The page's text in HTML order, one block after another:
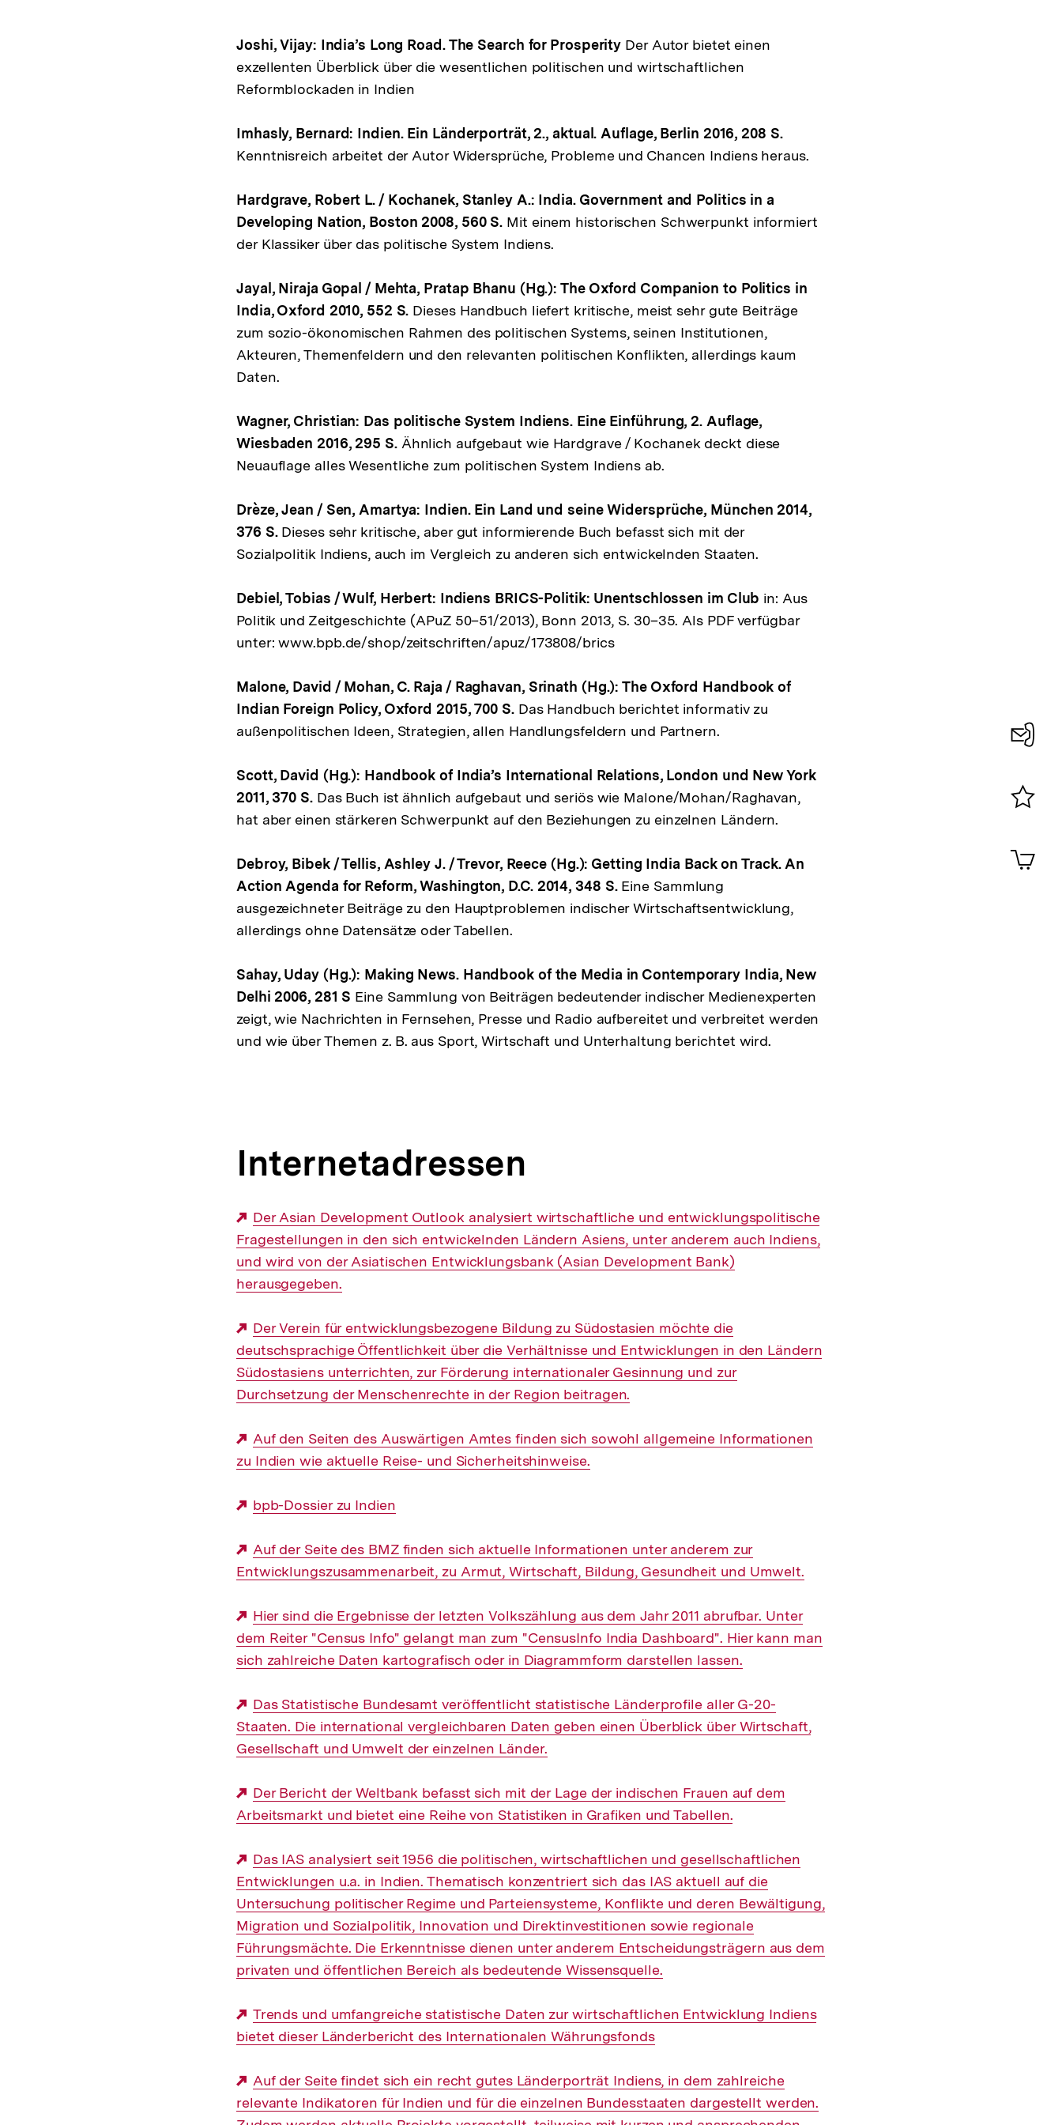
Joshi, Vijay: India’s Long Road. The Search for Prosperity Der Autor bietet einen
exzellenten Überblick über die wesentlichen politischen und wirtschaftlichen
Reformblockaden in Indien
Imhasly, Bernard: Indien. Ein Länderporträt, 2., aktual. Auflage, Berlin 2016, 208 S.
Kenntnisreich arbeitet der Autor Widersprüche, Probleme und Chancen Indiens heraus.
Hardgrave, Robert L. / Kochanek, Stanley A.: India. Government and Politics in a
Developing Nation, Boston 2008, 560 S. Mit einem historischen Schwerpunkt informiert
der Klassiker über das politische System Indiens.
Jayal, Niraja Gopal / Mehta, Pratap Bhanu (Hg.): The Oxford Companion to Politics in
India, Oxford 2010, 552 S. Dieses Handbuch liefert kritische, meist sehr gute Beiträge
zum sozio-ökonomischen Rahmen des politischen Systems, seinen Institutionen,
Akteuren, Themenfeldern und den relevanten politischen Konflikten, allerdings kaum
Daten.
Wagner, Christian: Das politische System Indiens. Eine Einführung, 2. Auflage,
Wiesbaden 2016, 295 S.Ähnlich aufgebaut wie Hardgrave / Kochanek deckt diese
Neuauflage alles Wesentliche zum politischen System Indiens ab.
Drèze, Jean / Sen, Amartya: Indien. Ein Land und seine Widersprüche, München 2014,
376 S.Dieses sehr kritische, aber gut informierende Buch befasst sich mit der
Sozialpolitik Indiens, auch im Vergleich zu anderen sich entwickelnden Staaten.
Debiel, Tobias / Wulf, Herbert: Indiens BRICS-Politik: Unentschlossen im Club in: Aus
Politik und Zeitgeschichte (APuZ 50–51/2013), Bonn 2013, S. 30–35. Als PDF verfügbar
unter: www.bpb.de/shop/zeitschriften/apuz/173808/brics
Malone, David / Mohan, C. Raja / Raghavan, Srinath (Hg.): The Oxford Handbook of
Indian Foreign Policy, Oxford 2015, 700 S.Das Handbuch berichtet informativ zu
außenpolitischen Ideen, Strategien, allen Handlungsfeldern und Partnern.
Scott, David (Hg.): Handbook of India’s International Relations, London und New York
2011, 370 S.Das Buch ist ähnlich aufgebaut und seriös wie Malone/Mohan/Raghavan,
hat aber einen stärkeren Schwerpunkt auf den Beziehungen zu einzelnen Ländern.
Debroy, Bibek / Tellis, Ashley J. / Trevor, Reece (Hg.): Getting India Back on Track. An
Action Agenda for Reform, Washington, D.C. 2014, 348 S.Eine Sammlung
ausgezeichneter Beiträge zu den Hauptproblemen indischer Wirtschaftsentwicklung,
allerdings ohne Datensätze oder Tabellen.
Sahay, Uday (Hg.): Making News. Handbook of the Media in Contemporary India, New
Delhi 2006, 281 S Eine Sammlung von Beiträgen bedeutender indischer Medienexperten
zeigt, wie Nachrichten in Fernsehen, Presse und Radio aufbereitet und verbreitet werden
und wie über Themen z. B. aus Sport, Wirtschaft und Unterhaltung berichtet wird.
Internetadressen
Externer
Link:
Der Asian Development Outlook analysiert wirtschaftliche und entwicklungspolitische
Fragestellungen in den sich entwickelnden Ländern Asiens, unter anderem auch Indiens,
und wird von der Asiatischen Entwicklungsbank (Asian Development Bank)
herausgegeben.
Externer
Link:
Der Verein für entwicklungsbezogene Bildung zu Südostasien möchte die
deutschsprachige Öffentlichkeit über die Verhältnisse und Entwicklungen in den Ländern
Südostasiens unterrichten, zur Förderung internationaler Gesinnung und zur
Durchsetzung der Menschenrechte in der Region beitragen.
Externer
Link:
Auf den Seiten des Auswärtigen Amtes finden sich sowohl allgemeine Informationen
zu Indien wie aktuelle Reise- und Sicherheitshinweise.
Externer
bpb-Dossier zu Indien
Externer
Link:
Auf der Seite des BMZ finden sich aktuelle Informationen unter anderem zur
Entwicklungszusammenarbeit, zu Armut, Wirtschaft, Bildung, Gesundheit und Umwelt.
Externer
Link:
Hier sind die Ergebnisse der letzten Volkszählung aus dem Jahr 2011 abrufbar. Unter
dem Reiter "Census Info" gelangt man zum "CensusInfo India Dashboard". Hier kann man
sich zahlreiche Daten kartografisch oder in Diagrammform darstellen lassen.
Externer
Link:
Das Statistische Bundesamt veröffentlicht statistische Länderprofile aller G-20-
Staaten. Die international vergleichbaren Daten geben einen Überblick über Wirtschaft,
Gesellschaft und Umwelt der einzelnen Länder.
Externer
Link:
Der Bericht der Weltbank befasst sich mit der Lage der indischen Frauen auf dem
Arbeitsmarkt und bietet eine Reihe von Statistiken in Grafiken und Tabellen.
Externer
Link:
Das IAS analysiert seit 1956 die politischen, wirtschaftlichen und gesellschaftlichen
Entwicklungen u.a. in Indien. Thematisch konzentriert sich das IAS aktuell auf die
Untersuchung politischer Regime und Parteiensysteme, Konflikte und deren Bewältigung,
Migration und Sozialpolitik, Innovation und Direktinvestitionen sowie regionale
Führungsmächte. Die Erkenntnisse dienen unter anderem Entscheidungsträgern aus dem
privaten und öffentlichen Bereich als bedeutende Wissensquelle.
Externer
Link:
Trends und umfangreiche statistische Daten zur wirtschaftlichen Entwicklung Indiens
bietet dieser Länderbericht des Internationalen Währungsfonds
Externer
Link:
Auf der Seite findet sich ein recht gutes Länderporträt Indiens, in dem zahlreiche
relevante Indikatoren für Indien und für die einzelnen Bundesstaaten dargestellt werden.